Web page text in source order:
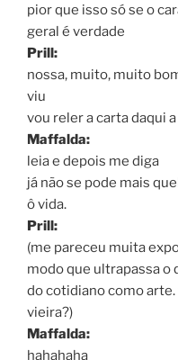
pior que isso só se o
geral é verdade
Prill:
nossa, muito, muito
viu
vou reler a carta daqui
Maffalda:
leia e depois me diga
já não se pode mais
ô vida.
Prill:
(me pareceu muita
modo que ultrapassa o
do cotidiano como
vieira?)
Maffalda:
hahahaha